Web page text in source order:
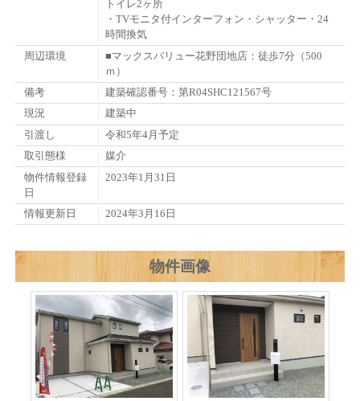
トイレ2ヶ所
・TVモニタ付インターフォン・シャッター・24
時間換気
周辺環境
■マックスバリュー花野団地店：徒歩7分（500
ｍ）
備考
建築確認番号：第R04SHC121567号
現況
建築中
引渡し
令和5年4月予定
取引態様
媒介
物件情報登録
日
2023年1月31日
情報更新日 2024年3月16日
物件画像